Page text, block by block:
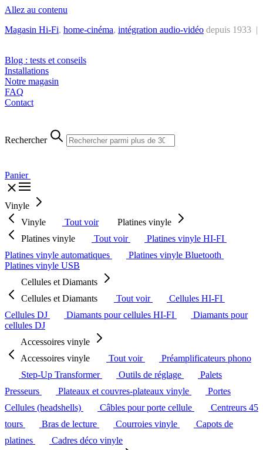
Allez au contenu
Magasin Hi-Fi, home-cinéma, intégration audio-vidéo depuis 1933 |
Blog : tests et conseils
Installations
Notre magasin
FAQ
Contact
Rechercher
Panier
Vinyle
Vinyle
Tout voir
Platines vinyle
Platines vinyle
Tout voir
Platines vinyle HI-FI
Platines vinyle automatiques
Platines vinyle Bluetooth
Platines vinyle USB
Cellules et Diamants
Cellules et Diamants
Tout voir
Cellules HI-FI
Cellules DJ
Diamants pour cellules HI-FI
Diamants pour
cellules DJ
Accessoires vinyle
Accessoires vinyle
Tout voir
Préamplificateurs phono
Step-Up Transformer
Outils de réglage
Palets
Presseurs
Plateaux et couvres-plateaux vinyle
Portes
Cellules (headshells)
Câbles pour porte cellule
Centreurs 45
tours
Bras de lecture Courroies vinyle
Capots de
platines
Cadres déco vinyle